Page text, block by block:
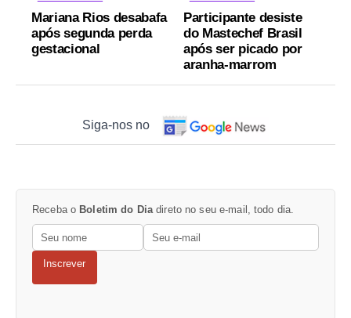
Mariana Rios desabafa
após segunda perda
gestacional
Participante desiste
do Mastechef Brasil
após ser picado por
aranha-marrom
Siga-nos no
Receba o Boletim do Dia direto no seu e-mail, todo dia.
Inscrever